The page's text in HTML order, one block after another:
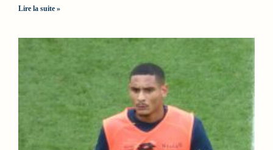
Lire la suite »